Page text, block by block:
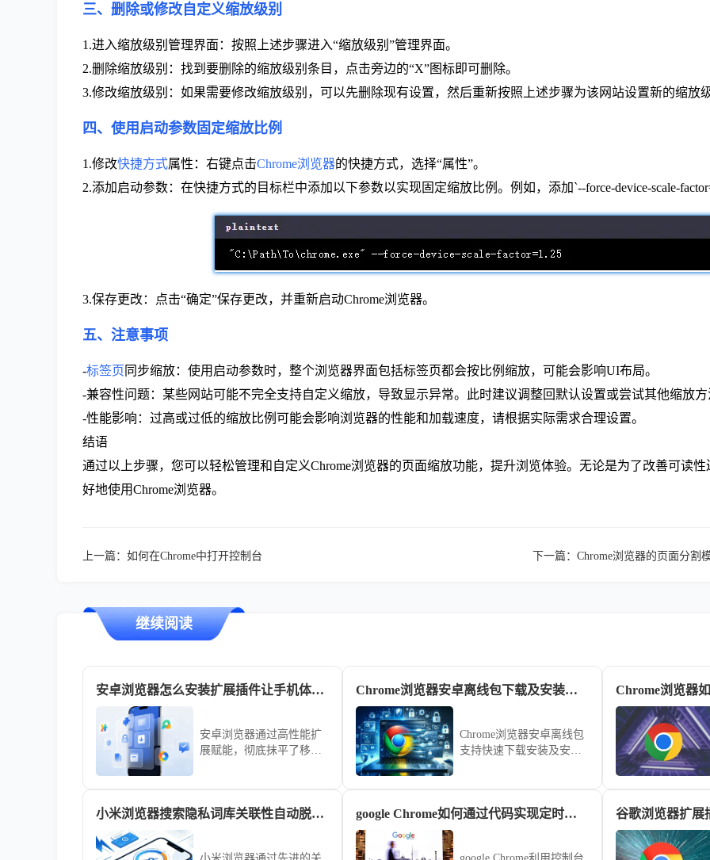
三、删除或修改自定义缩放级别
1.进入缩放级别管理界面：按照上述步骤进入“缩放级别”管理界面。
2.删除缩放级别：找到要删除的缩放级别条目，点击旁边的“X”图标即可删除。
3.修改缩放级别：如果需要修改缩放级别，可以先删除现有设置，然后重新按照上述步骤为该网站设置新的缩放
四、使用启动参数固定缩放比例
1.修改快捷方式属性：右键点击Chrome浏览器的快捷方式，选择“属性”。
2.添加启动参数：在快捷方式的目标栏中添加以下参数以实现固定缩放比例。例如，添加`--force-device-scale-
3.保存更改：点击“确定”保存更改，并重新启动Chrome浏览器。
五、注意事项
-标签页 同步缩放：使用启动参数时，整个浏览器界面包括标签页都会按比例缩放，可能会影响UI布局。
-兼容性问题：某些网站可能不完全支持自定义缩放，导致显示异常。此时建议调整回默认设置或尝试其他缩放
-性能影响：过高或过低的缩放比例可能会影响浏览器的性能和加载速度，请根据实际需求合理设置。
结语
通过以上步骤，您可以轻松管理和自定义Chrome浏览器的页面缩放功能，提升浏览体验。无论是为了改善可读
好地使用Chrome浏览器。
上一篇： 如何在Chrome中打开控制台 下一篇： Chrome浏览器的页面分割
继续阅读
安卓浏览器怎么安装扩展插件让手机体验插件功能
安卓浏览器通过高性能扩
展赋能，彻底抹平了移动
瞬时获取专业办公工具，
Chrome浏览器安卓离线包下载及安装步骤
Chrome浏览器安卓离线包
支持快速下载安装及安装
畅稳定。
小米浏览器搜索隐私词库关联性自动脱敏技术分析 google Chrome如何通过代码实现定时自动刷新页面